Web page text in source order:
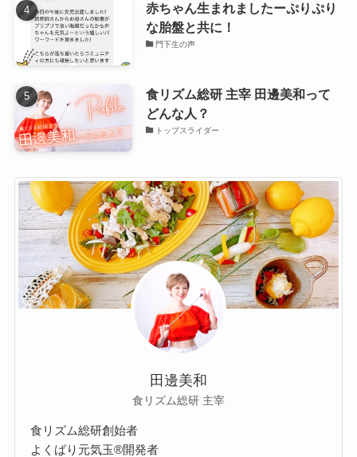
赤ちゃん生まれましたーぷりぷり
な胎盤と共に！
門下生の声
食リズム総研 主宰 田邊美和って
どんな人？
トップスライダー
田邊美和
食リズム総研 主宰
食リズム総研創始者
よくばり元気玉®開発者